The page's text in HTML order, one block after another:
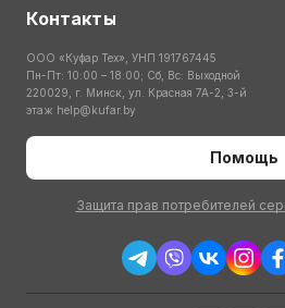
Контакты
ООО «Куфар Тех», УНП 191767445
Пн-Пт: 10:00 – 18:00; Сб, Вс: Выходной
220029, г. Минск, ул. Красная 7А-2, 3-й
этаж help@kufar.by
Помощь
Защита прав потребителей